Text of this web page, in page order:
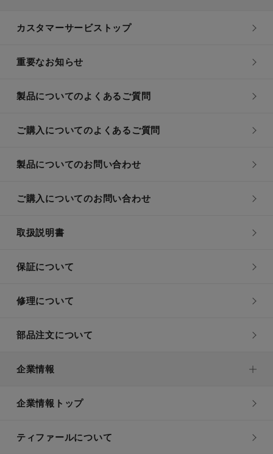
カスタマーサービストップ
重要なお知らせ
製品についてのよくあるご質問
ご購入についてのよくあるご質問
製品についてのお問い合わせ
ご購入についてのお問い合わせ
取扱説明書
保証について
修理について
部品注文について
企業情報
企業情報トップ
ティファールについて